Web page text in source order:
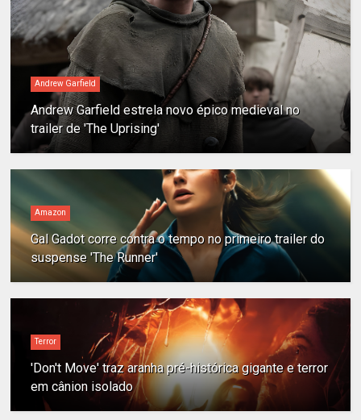
Andrew Garfield
Andrew Garfield estrela novo épico medieval no
trailer de 'The Uprising'
Amazon
Gal Gadot corre contra o tempo no primeiro trailer do
suspense 'The Runner'
Terror
'Don't Move' traz aranha pré-histórica gigante e terror
em cânion isolado